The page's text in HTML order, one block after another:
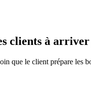
clients à
que le client prépare les